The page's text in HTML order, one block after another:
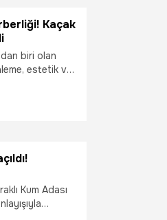
Kaçak
biri olan
estetik ve
dönüştürüldü.
Kum Adası